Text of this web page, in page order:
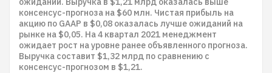
консенсус-прогноза на $60 млн. Чистая прибыль на
акцию по GAAP в $0,08 оказалась лучше ожиданий на
рынке на $0,05. На 4 квартал 2021 менеджмент
ожидает рост на уровне ранее объявленного прогноза.
Выручка составит $1,32 млрд по сравнению с
консенсус-прогнозом в $1,21.